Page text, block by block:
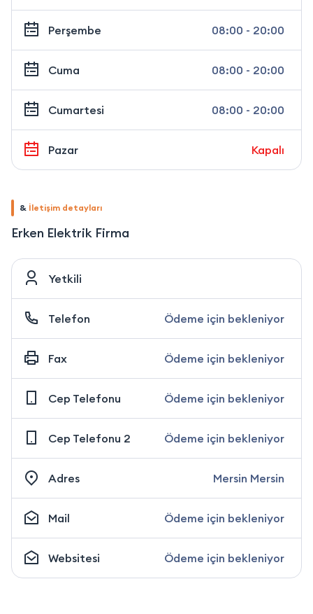
Perşembe 08:00 - 20:00
Cuma 08:00 - 20:00
Cumartesi 08:00 - 20:00
Pazar Kapalı
& İletişim detayları
Erken Elektrik Firma
Yetkili
Telefon Ödeme için bekleniyor
Fax Ödeme için bekleniyor
Cep Telefonu Ödeme için bekleniyor
Cep Telefonu 2 Ödeme için bekleniyor
Adres Mersin Mersin
Mail Ödeme için bekleniyor
Websitesi Ödeme için bekleniyor